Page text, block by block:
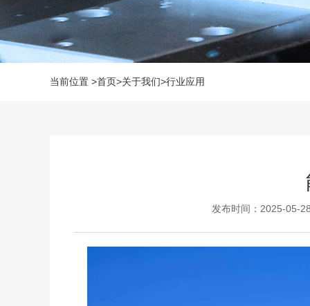
当前位置 >首页>关于我们>行业应用
发布时间：2025-05-